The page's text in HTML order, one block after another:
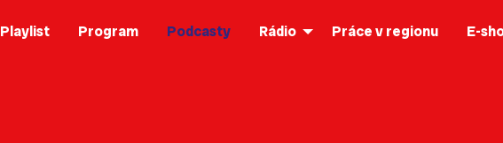
Playlist Program Podcasty Rádio Práce v regionu E-